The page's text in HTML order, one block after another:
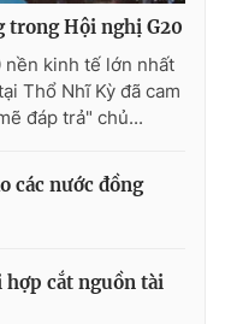
sản
Việt
bằng AI
trong Hội nghị G20
nền kinh tế lớn nhất
Thổ Nhĩ Kỳ đã cam
đáp trả" chủ...
các nước đồng
cắt nguồn tài